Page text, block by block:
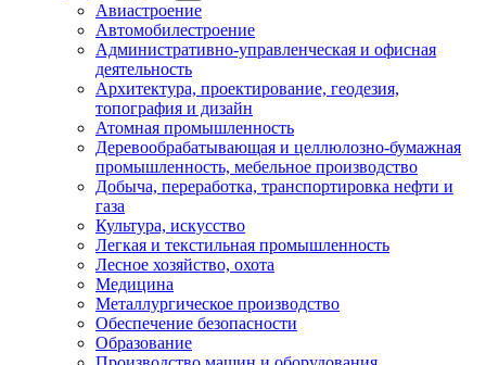
Авиастроение
Автомобилестроение
Административно-управленческая и офисная
деятельность
Архитектура, проектирование, геодезия,
топография и дизайн
Атомная промышленность
Деревообрабатывающая и целлюлозно-бумажная
промышленность, мебельное производство
Добыча, переработка, транспортировка нефти и
газа
Культура, искусство
Легкая и текстильная промышленность
Лесное хозяйство, охота
Медицина
Металлургическое производство
Обеспечение безопасности
Образование